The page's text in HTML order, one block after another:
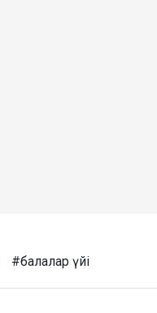
#балалар үйі